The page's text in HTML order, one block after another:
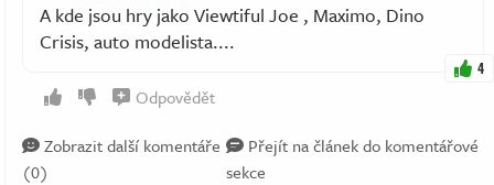
A kde jsou hry jako Viewtiful Joe , Maximo, Dino
Crisis, auto modelista....
4
Odpovědět
Zobrazit další komentáře
(0)
Přejít na článek do komentářové
sekce